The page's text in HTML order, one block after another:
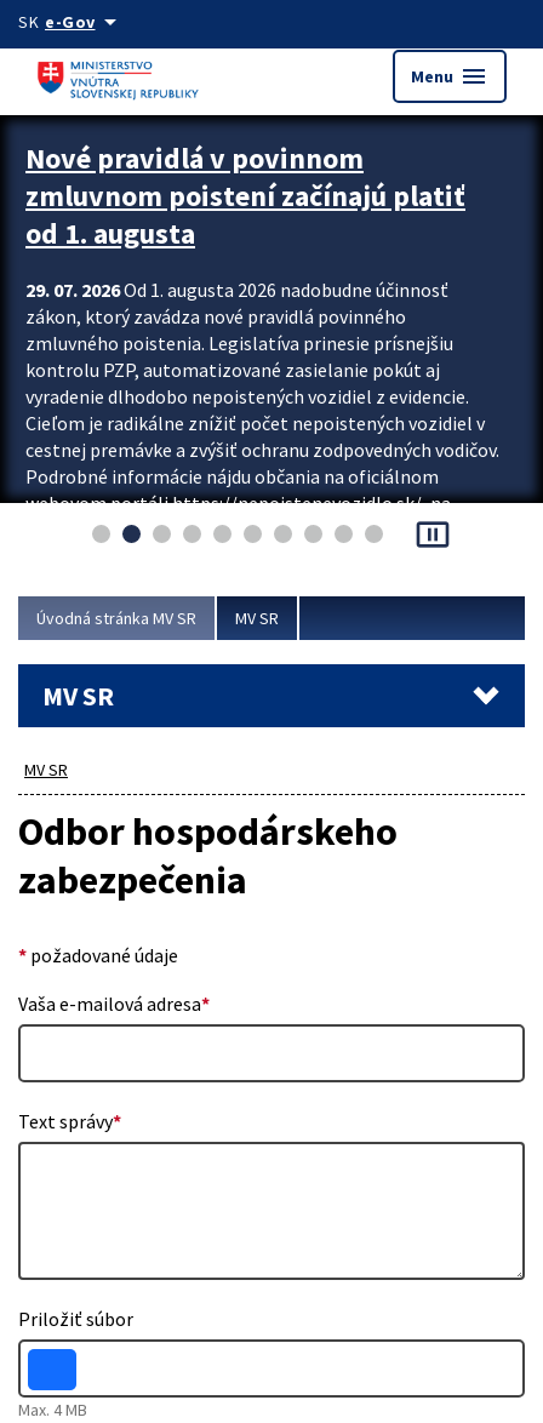
Preskocit na hlavný obsah
SK e-Govarrow_drop_down
Menu menu
Zastavit automatický posun upútavok
Nové pravidlá v povinnom
zmluvnom poistení začínajú platiť
od 1. augusta
29. 07. 2026Od 1. augusta 2026 nadobudne účinnosť
zákon, ktorý zavádza nové pravidlá povinného
zmluvného poistenia. Legislatíva prinesie prísnejšiu
kontrolu PZP, automatizované zasielanie pokút aj
vyradenie dlhodobo nepoistených vozidiel z evidencie.
Cieľom je radikálne znížiť počet nepoistených vozidiel v
cestnej premávke a zvýšiť ochranu zodpovedných vodičov.
Podrobné informácie nájdu občania na oficiálnom
webovom portáli https://nepoistenevozidlo.sk/, na
ktorom od augusta pribudne aj možnosť overiť si...
pause_presentation
Úvodná stránka MV SR MV SR
MV SR
MV SR
Odbor hospodárskeho
zabezpečenia
* požadované údaje
Vaša e-mailová adresa*
Text správy*
Priložiť súbor
Max. 4 MB